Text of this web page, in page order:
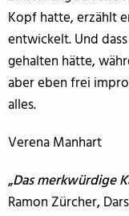
Kopf hatte, erzählt
entwickelt. Und
gehalten hätte,
aber eben frei
alles.
Verena Manhart
„Das merkwürdige
Ramon Zürcher,